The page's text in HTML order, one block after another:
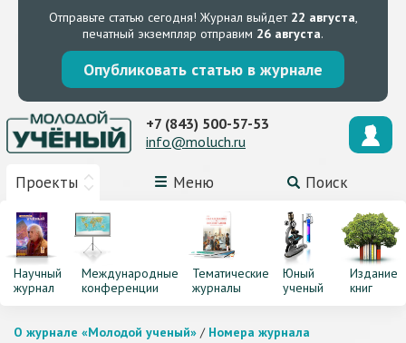
Отправьте статью сегодня! Журнал выйдет 22 августа,
печатный экземпляр отправим 26 августа.
Опубликовать статью в журнале
Проекты Меню Поиск
+7 (843) 500-57-53
info@moluch.ru
Научный
журнал
Международные
конференции
Тематические
журналы
Юный
ученый
Издание
книг
О журнале «Молодой ученый» / Номера журнала